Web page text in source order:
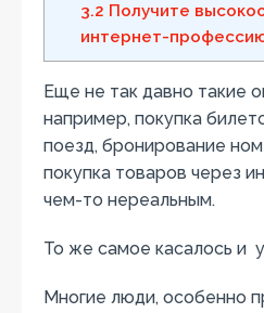
3.2 Получите
интернет-
Еще не так давно такие
например, покупка
поезд, бронирование
покупка товаров через
чем-то нереальным.
То же самое касалось и
Многие люди, особенно